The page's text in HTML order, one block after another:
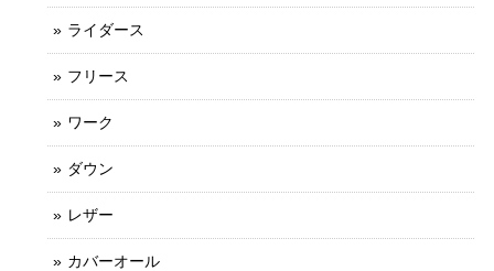
ライダース
フリース
ワーク
ダウン
レザー
カバーオール